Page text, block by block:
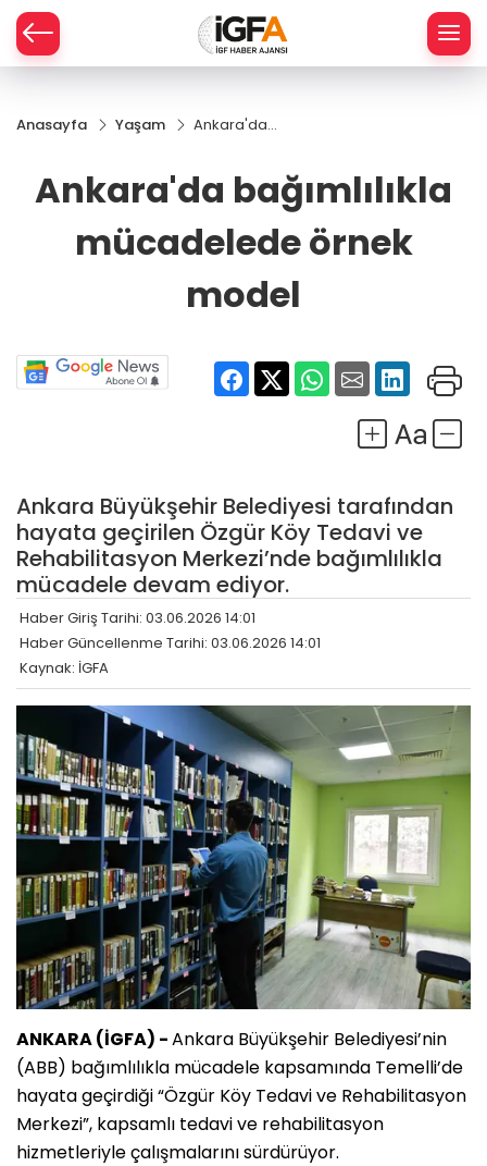
Anasayfa Yaşam
Ankara'da
örnek model
Ankara'da bağımlılıkla
mücadelede örnek
model
Ankara Büyükşehir Belediyesi tarafından
hayata geçirilen Özgür Köy Tedavi ve
Rehabilitasyon Merkezi’nde bağımlılıkla
mücadele devam ediyor.
Haber Giriş Tarihi: 03.06.2026 14:01
Haber Güncellenme Tarihi: 03.06.2026 14:01
Kaynak: İGFA
ANKARA (İGFA) -Ankara Büyükşehir Belediyesi’nin
(ABB) bağımlılıkla mücadele kapsamında Temelli’de
hayata geçirdiği “Özgür Köy Tedavi ve Rehabilitasyon
Merkezi”, kapsamlı tedavi ve rehabilitasyon
hizmetleriyle çalışmalarını sürdürüyor.